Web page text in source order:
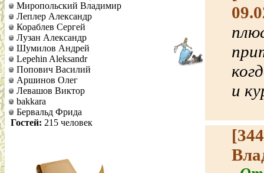
Миропольский Владимир
Леплер Александр
Кораблев Сергей
Лузан Александр
Шумилов Андрей
Lepehin Aleksandr
Попович Василий
Аршинов Олег
Левашов Виктор
bakkara
Бервальд Фрида
Гостей: 215 человек
и